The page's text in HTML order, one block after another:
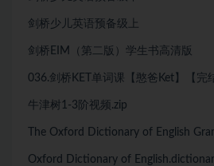
剑桥少儿英语预备级上
剑桥EIM（第二版）学生书高清版
036.剑桥KET单词课【憨爸Ket】【完
牛津树1-3阶视频.zip
The Oxford Dictionary of English
Oxford Dictionary of